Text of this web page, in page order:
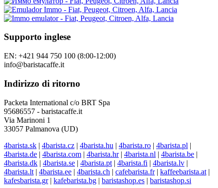
Supporto inglese
EN: +421 944 750 100 (8:00-12:00)
info@baristacaffe.it
Indirizzo di ritorno
Packeta International c/o BRT Spa
95686557 - baristacaffe.it
Via Marinoni 1
33057 Palmanova (UD)
4barista.sk | 4barista.cz | 4barista.hu | 4barista.ro | 4barista.pl |
4barista.de | 4barista.com | 4barista.hr| 4barista.nl | 4barista.be |
4barista.dk | 4barista.se | 4barista.pt | 4barista.fi | 4barista.lv |
4barista.lt | 4barista.ee | 4barista.ch | cafebarista.fr| kaffeebarista.at |
kafesbarista.gr| kafebarista.bg | baristashop.es | baristashop.si